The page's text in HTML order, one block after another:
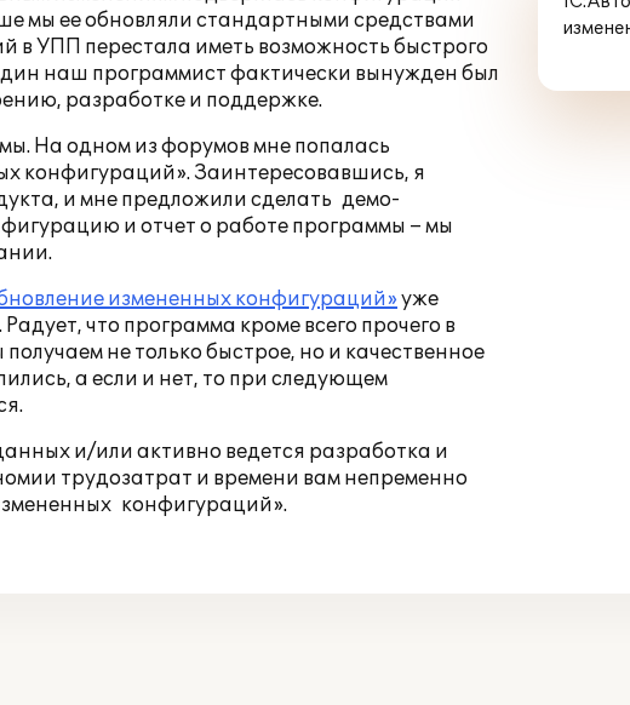
мы ее обновляли стандартными средствами
в УПП перестала иметь возможность быстрого
наш программист фактически вынужден был
разработке и поддержке.
На одном из форумов мне попалась
конфигураций». Заинтересовавшись, я
и мне предложили сделать демо-
и отчет о работе программы – мы
измененных конфигураций» уже
что программа кроме всего прочего в
не только быстрое, но и качественное
а если и нет, то при следующем
и/или активно ведется разработка и
трудозатрат и времени вам непременно
конфигураций».